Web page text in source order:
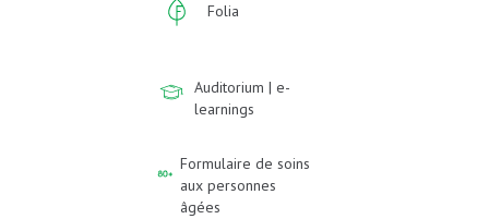
Folia
Auditorium | e-
learnings
Formulaire de soins
aux personnes
âgées